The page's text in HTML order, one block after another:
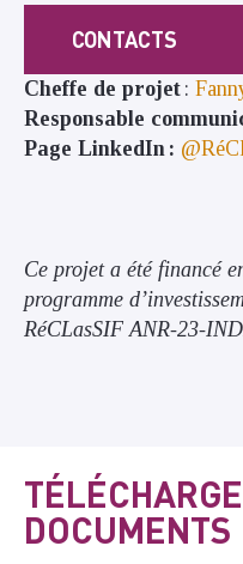
CONTACTS
Cheffe de projet :
Responsable
Page LinkedIn :
Ce projet a été financé
programme
RéCLasSIF ANR-23-
DOCUMENTS